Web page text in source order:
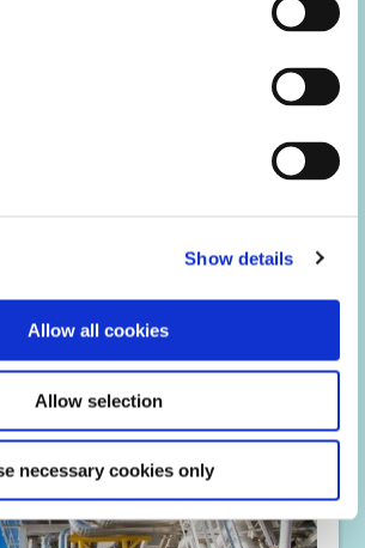
Show details
Allow all cookies
Allow selection
necessary cookies only
& Verteidigung
Einkapselungs- und
sowie Dichtungen von Dymax tragen
Drehflügler und Avionik der Luft-
Verteidigungsindustrie vor rauen